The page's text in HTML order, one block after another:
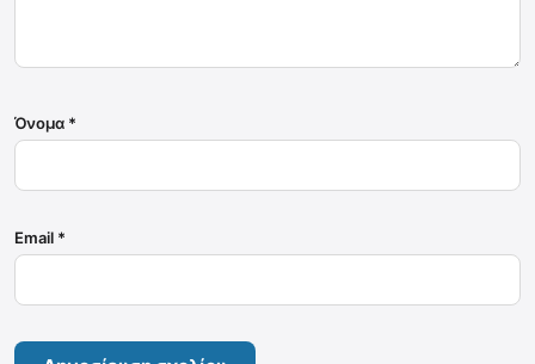
Όνομα *
Email *